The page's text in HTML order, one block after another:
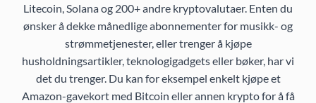
Litecoin, Solana og 200+ andre kryptovalutaer. Enten du
ønsker å dekke månedlige abonnementer for musikk- og
strømmetjenester, eller trenger å kjøpe
husholdningsartikler, teknologigadgets eller bøker, har vi
det du trenger. Du kan for eksempel enkelt kjøpe et
Amazon-gavekort med Bitcoin eller annen krypto for å få